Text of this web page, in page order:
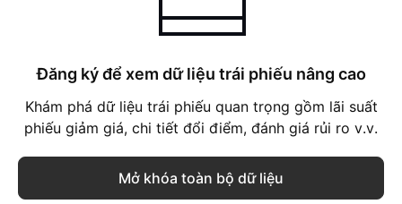
Đăng ký để xem dữ liệu trái phiếu nâng cao
Khám phá dữ liệu trái phiếu quan trọng gồm lãi suất
phiếu giảm giá, chi tiết đổi điểm, đánh giá rủi ro v.v.
Mở khóa toàn bộ dữ liệu